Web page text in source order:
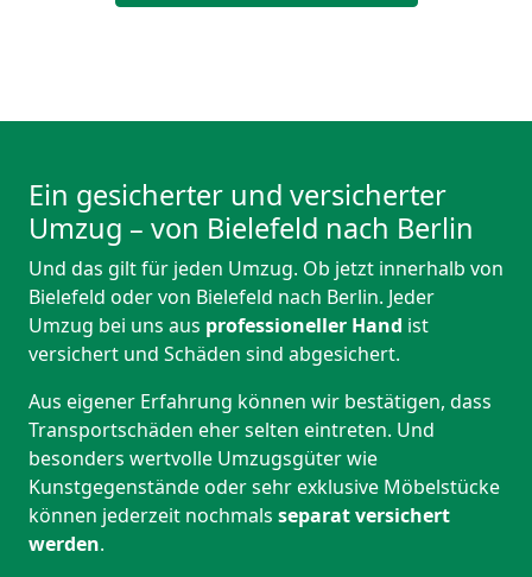
Ein gesicherter und versicherter
Umzug – von Bielefeld nach Berlin
Und das gilt für jeden Umzug. Ob jetzt innerhalb von
Bielefeld oder von Bielefeld nach Berlin. Jeder
Umzug bei uns aus professioneller Hand ist
versichert und Schäden sind abgesichert.
Aus eigener Erfahrung können wir bestätigen, dass
Transportschäden eher selten eintreten. Und
besonders wertvolle Umzugsgüter wie
Kunstgegenstände oder sehr exklusive Möbelstücke
können jederzeit nochmals separat versichert
werden.